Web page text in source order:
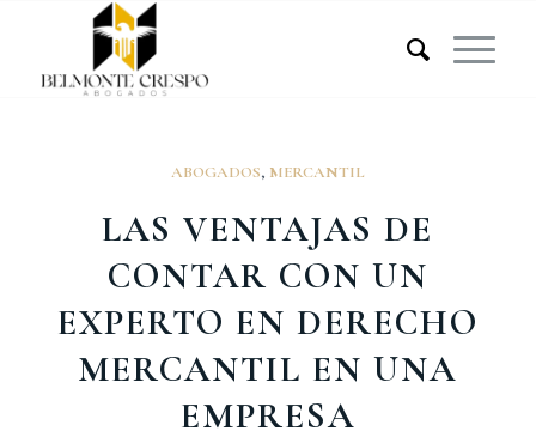
ABOGADOS, MERCANTIL
LAS VENTAJAS DE
CONTAR CON UN
EXPERTO EN DERECHO
MERCANTIL EN UNA
EMPRESA